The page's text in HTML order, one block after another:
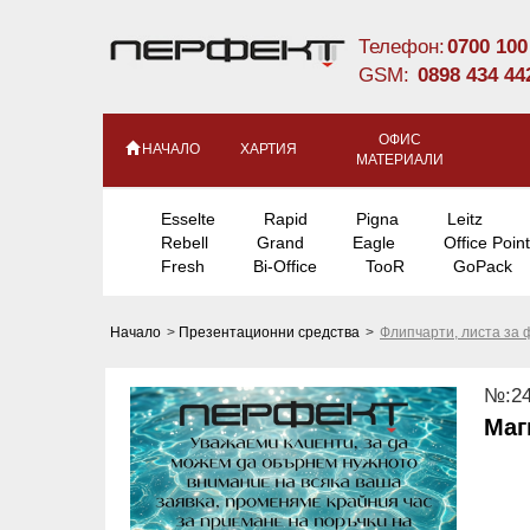
Телефон:0700
GSM: 0898 434
НАЧАЛО ХАРТИЯ
ОФИС
МАТЕРИАЛИ
Esselte Rapid Pigna
Leitz
Rebell
Grand Eagle
Office Point
Fresh
Bi-Office TooR GoPack
Начало > Презентационни средства > Флипчарти, листа за